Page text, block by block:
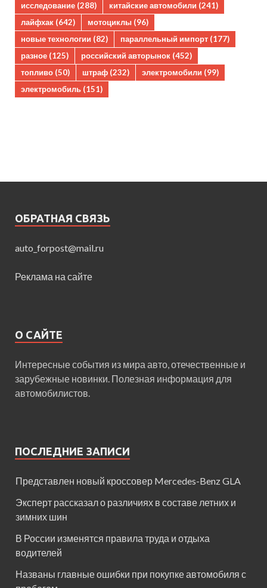
исследование (288) китайские автомобили (241)
лайфхак (642) мотоциклы (96)
новые технологии (82) параллельный импорт (177)
разное (125) российский авторынок (452)
топливо (50) штраф (232) электромобили (99)
электромобиль (151)
ОБРАТНАЯ СВЯЗЬ
auto_forpost@mail.ru
Реклама на сайте
О САЙТЕ
Интересные события из мира авто, отечественные и
зарубежные новинки. Полезная информация для
автомобилистов.
ПОСЛЕДНИЕ ЗАПИСИ
Представлен новый кроссовер Mercedes-Benz GLA
Эксперт рассказал о различиях в составе летних и
зимних шин
В России изменятся правила труда и отдыха
водителей
Названы главные ошибки при покупке автомобиля с